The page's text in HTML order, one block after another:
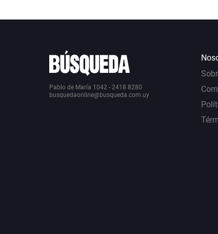
Pablo de María 1042 - 2418 8280
busquedaonline@busqueda.com.uy